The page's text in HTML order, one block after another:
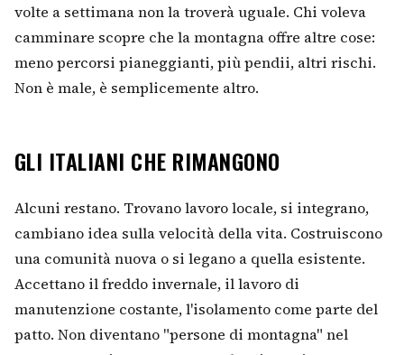
volte a settimana non la troverà uguale. Chi voleva
camminare scopre che la montagna offre altre cose:
meno percorsi pianeggianti, più pendii, altri rischi.
Non è male, è semplicemente altro.
GLI ITALIANI CHE RIMANGONO
Alcuni restano. Trovano lavoro locale, si integrano,
cambiano idea sulla velocità della vita. Costruiscono
una comunità nuova o si legano a quella esistente.
Accettano il freddo invernale, il lavoro di
manutenzione costante, l'isolamento come parte del
patto. Non diventano "persone di montagna" nel